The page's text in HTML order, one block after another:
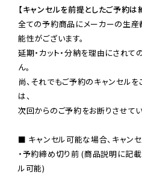
【キャンセルを前提としたご予約
全ての予約商品にメーカーの生産
能性がございます。
延期・カット・分納を理由にされ
ん。
尚、それでもご予約のキャンセル
は、
次回からのご予約をお断りさせてい
■ キャンセル可能な場合、キャン
・予約締め切り前 (商品説明に記
ル可能)